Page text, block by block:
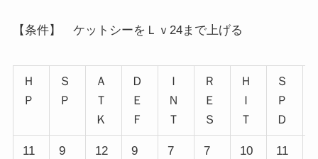
【条件】 ケットシーをＬｖ24まで上げる
Ｈ
Ｐ
Ｓ
Ｐ
Ａ
Ｔ
Ｋ
Ｄ
Ｅ
Ｆ
Ｉ
Ｎ
Ｔ
Ｒ
Ｅ
Ｓ
Ｈ
Ｉ
Ｔ
Ｓ
Ｐ
Ｄ
11
9
12
9
7
7
10
11